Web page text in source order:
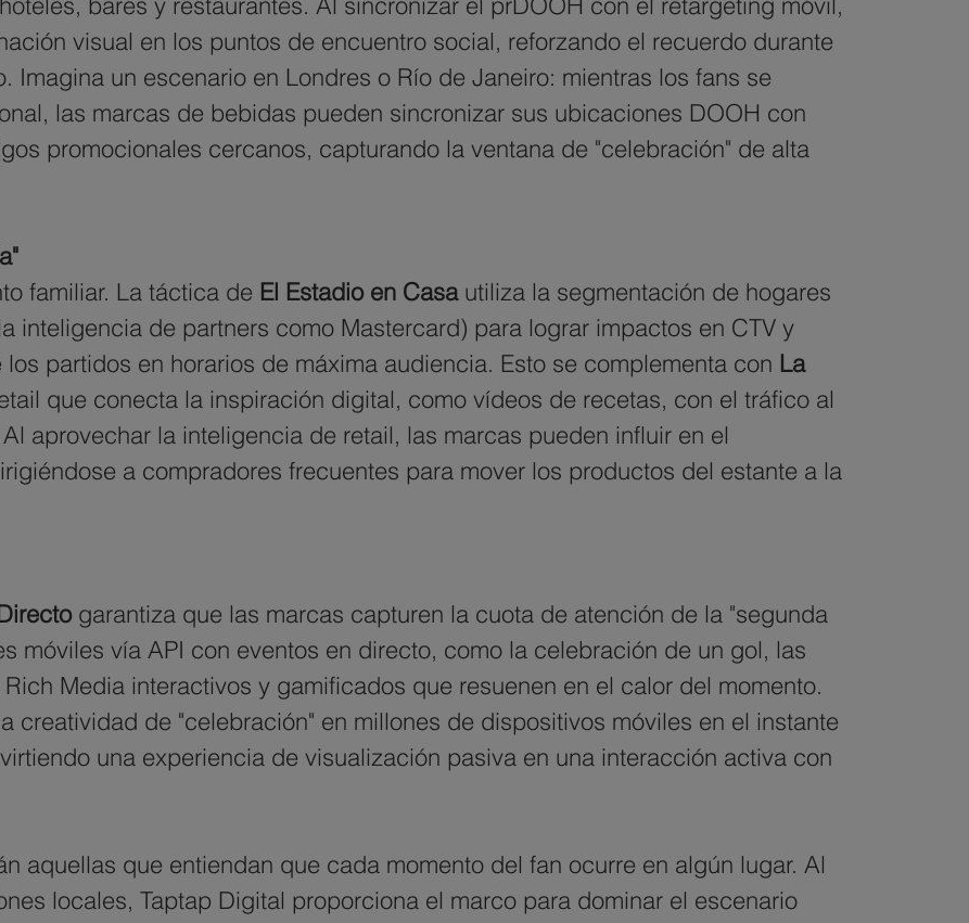
visual en los puntos de encuentro social, reforzando el recuerdo durante
Imagina un escenario en Londres o Río de Janeiro: mientras los fans se
las marcas de bebidas pueden sincronizar sus ubicaciones DOOH con
promocionales cercanos, capturando la ventana de "celebración" de alta
familiar. La táctica de El Estadio en Casa utiliza la segmentación de hogares
inteligencia de partners como Mastercard) para lograr impactos en CTV y
partidos en horarios de máxima audiencia. Esto se complementa con La
que conecta la inspiración digital, como vídeos de recetas, con el tráfico al
aprovechar la inteligencia de retail, las marcas pueden influir en el
a compradores frecuentes para mover los productos del estante a la
garantiza que las marcas capturen la cuota de atención de la "segunda
móviles vía API con eventos en directo, como la celebración de un gol, las
Media interactivos y gamificados que resuenen en el calor del momento.
creatividad de "celebración" en millones de dispositivos móviles en el instante
una experiencia de visualización pasiva en una interacción activa con
aquellas que entiendan que cada momento del fan ocurre en algún lugar. Al
locales, Taptap Digital proporciona el marco para dominar el escenario